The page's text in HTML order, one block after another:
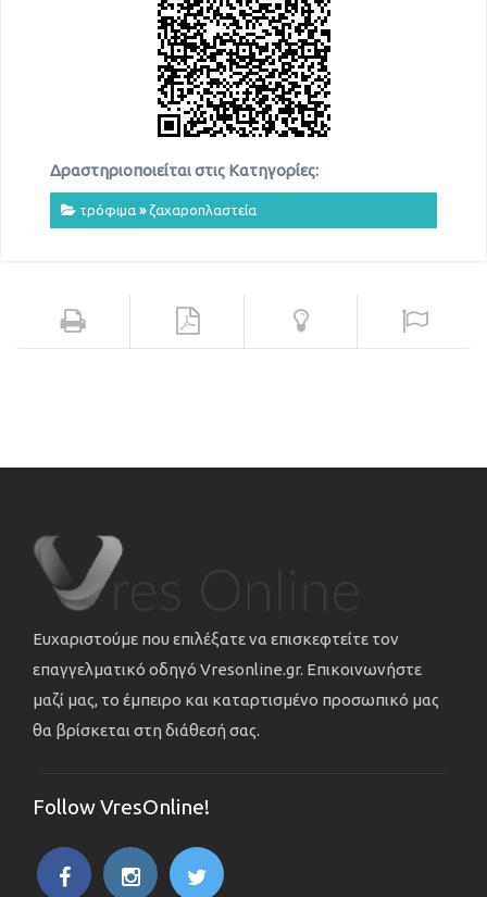
Δραστηριοποιείται στις Κατηγορίες:
τρόφιμα »ζαχαροπλαστεία
Ευχαριστούμε που επιλέξατε να επισκεφτείτε τον
επαγγελματικό οδηγό Vresonline.gr. Επικοινωνήστε
μαζί μας, το έμπειρο και καταρτισμένο προσωπικό μας
θα βρίσκεται στη διάθεσή σας.
Follow VresOnline!